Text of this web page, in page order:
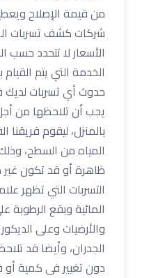
من قيمة الإصلاح
شركات كشف تسربات
الأسعار لا تتحدد
الخدمة التي يتم
حدوث أي تسربات لديك
يجب أن تلاحظها من
بالمنزل، ليقوم
المياه من السطح،
ظاهرة أو قد تكون غير
التسربات التي تظهر
المائية وبقع
والأرضيات وعلى
الجدران، وأيضا قد
دون تغيير فى كمية